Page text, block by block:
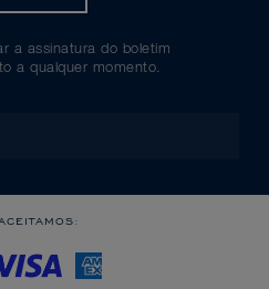
a assinatura do boletim
a qualquer momento.